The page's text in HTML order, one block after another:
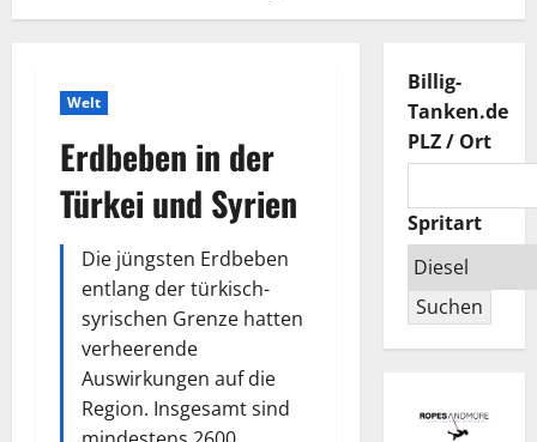
Welt
Erdbeben in der
Türkei und Syrien
Die jüngsten Erdbeben
entlang der türkisch-
syrischen Grenze hatten
verheerende
Auswirkungen auf die
Region. Insgesamt sind
Billig-
Tanken.de
PLZ / Ort
Spritart
Suchen